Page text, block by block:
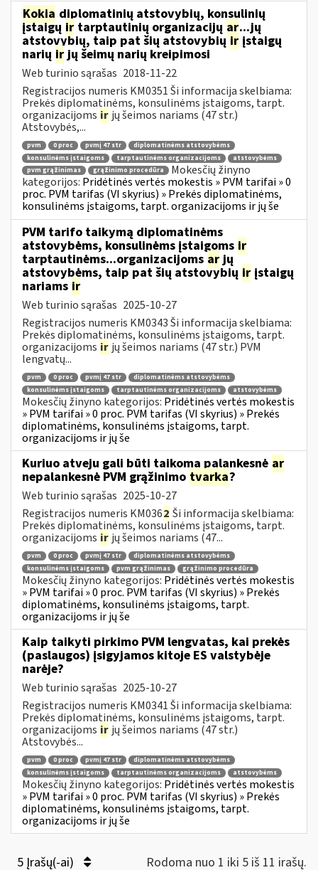
Kokia diplomatinių atstovybių, konsulinių
įstaigų ir tarptautinių organizacijų ar...jų
atstovybių, taip pat šių atstovybiųir įstaigų
narių irjų šeimų narių kreipimosi
Web turinio sąrašas 2018-11-22
Registracijos numeris KM0351 Ši informacija skelbiama:
Prekės diplomatinėms, konsulinėms įstaigoms, tarpt.
organizacijoms ir jų šeimos nariams (47 str.)
Atstovybės,...
pvm 0 proc pvmį 47 str
diplomatinėms atstovybėms
konsulinėms įstaigoms
tarptautinėms organizacijoms
atstovybėms
pvm grąžinimas
grąžinimo procedūra
Mokesčių žinyno
kategorijos: Pridėtinės vertės mokestis » PVM tarifai » 0
proc. PVM tarifas (VI skyrius) » Prekės diplomatinėms,
konsulinėms įstaigoms, tarpt. organizacijoms ir jų še
PVM tarifo taikymą diplomatinėms
atstovybėms, konsulinėms įstaigoms ir
tarptautinėms...organizacijoms arjų
atstovybėms, taip pat šių atstovybių ir įstaigų
nariams ir
Web turinio sąrašas 2025-10-27
Registracijos numeris KM0343 Ši informacija skelbiama:
Prekės diplomatinėms, konsulinėms įstaigoms, tarpt.
organizacijoms ir jų šeimos nariams (47 str.) PVM
lengvatų...
pvm 0 proc pvmį 47 str
diplomatinėms atstovybėms
konsulinėms įstaigoms
tarptautinėms organizacijoms atstovybėms
Mokesčių žinyno kategorijos: Pridėtinės vertės mokestis
» PVM tarifai » 0 proc. PVM tarifas (VI skyrius) » Prekės
diplomatinėms, konsulinėms įstaigoms, tarpt.
organizacijoms ir jų še
Kuriuo atveju gali būti taikoma palankesnė ar
nepalankesnė PVM grąžinimo tvarka?
Web turinio sąrašas 2025-10-27
Registracijos numeris KM0362 Ši informacija skelbiama:
Prekės diplomatinėms, konsulinėms įstaigoms, tarpt.
organizacijoms ir jų šeimos nariams (47...
pvm 0 proc pvmį 47 str
diplomatinėms atstovybėms
konsulinėms įstaigoms
pvm grąžinimas grąžinimo procedūra
Mokesčių žinyno kategorijos: Pridėtinės vertės mokestis
» PVM tarifai » 0 proc. PVM tarifas (VI skyrius) » Prekės
diplomatinėms, konsulinėms įstaigoms, tarpt.
organizacijoms ir jų še
Kaip taikyti pirkimo PVM lengvatas, kai prekės
(paslaugos) įsigyjamos kitoje ES valstybėje
narėje?
Web turinio sąrašas 2025-10-27
Registracijos numeris KM0341 Ši informacija skelbiama:
Prekės diplomatinėms, konsulinėms įstaigoms, tarpt.
organizacijoms ir jų šeimos nariams (47 str.)
Atstovybės...
pvm 0 proc pvmį 47 str
diplomatinėms atstovybėms
konsulinėms įstaigoms
tarptautinėms organizacijoms atstovybėms
Mokesčių žinyno kategorijos: Pridėtinės vertės mokestis
» PVM tarifai » 0 proc. PVM tarifas (VI skyrius) » Prekės
diplomatinėms, konsulinėms įstaigoms, tarpt.
organizacijoms ir jų še
5 Įrašų(-ai) Rodoma nuo 1 iki 5 iš 11 irašų.